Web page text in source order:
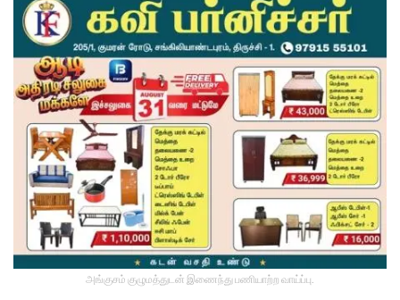
அங்குசம் குழுமத்துடன் இணைந்து பணியாற்ற வாய்ப்பு.